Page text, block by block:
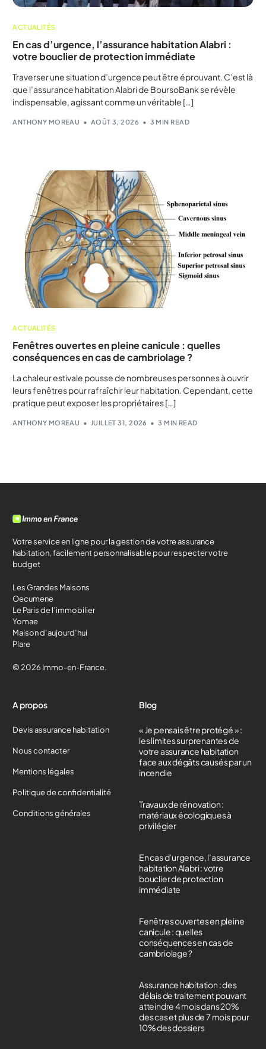
ACTUALITÉS
En cas d’urgence, l’assurance habitation Alabri :
votre bouclier de protection immédiate
Traverser une situation d’urgence peut être éprouvant. C’est là
que l’assurance habitation Alabri de BoursoBank se révèle
indispensable, agissant comme un véritable […]
ANTHONY MOREAU AOÛT 3, 2026 3 MIN READ
ACTUALITÉS
Fenêtres ouvertes en pleine canicule : quelles
conséquences en cas de cambriolage ?
La chaleur estivale pousse de nombreuses personnes à ouvrir
leurs fenêtres pour rafraîchir leur habitation. Cependant, cette
pratique peut exposer les propriétaires […]
ANTHONY MOREAU JUILLET 31, 2026 3 MIN READ
Votre service en ligne pour la gestion de votre assurance
habitation, facilement personnalisable pour respecter votre
budget
Les Grandes Maisons
Oecumene
Le Paris de l’immobilier
Yomae
Maison d’aujourd’hui
Plare
© 2026 Immo-en-France.
A propos
Devis assurance habitation
Nous contacter
Mentions légales
Politique de confidentialité
Conditions générales
Blog
« Je pensais être protégé » :
les limites surprenantes de
votre assurance habitation
face aux dégâts causés par un
incendie
Travaux de rénovation :
matériaux écologiques à
privilégier
En cas d’urgence, l’assurance
habitation Alabri : votre
bouclier de protection
immédiate
Fenêtres ouvertes en pleine
canicule : quelles
conséquences en cas de
cambriolage ?
Assurance habitation : des
délais de traitement pouvant
atteindre 4 mois dans 20%
des cas et plus de 7 mois pour
10% des dossiers